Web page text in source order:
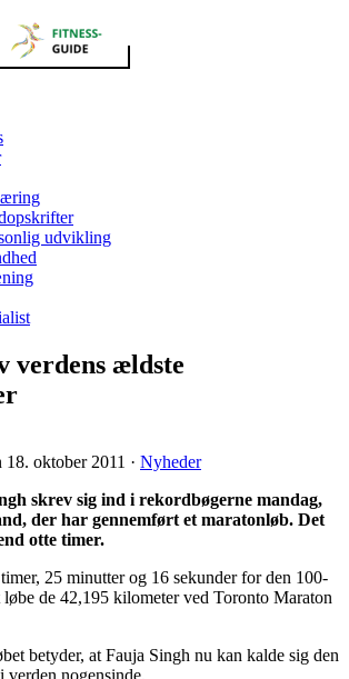
udvikling
verdens ældste
18. oktober 2011 · Nyheder
skrev sig ind i rekordbøgerne mandag,
der har gennemført et maratonløb. Det
otte timer.
25 minutter og 16 sekunder for den 100-
de 42,195 kilometer ved Toronto Maraton
betyder, at Fauja Singh nu kan kalde sig den
nogensinde.